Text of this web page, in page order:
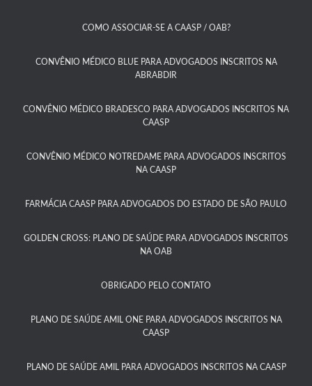
COMO ASSOCIAR-SE A CAASP / OAB?​
CONVÊNIO MÉDICO BLUE PARA ADVOGADOS INSCRITOS NA
ABRABDIR
CONVÊNIO MÉDICO BRADESCO PARA ADVOGADOS INSCRITOS NA
CAASP​
CONVÊNIO MÉDICO NOTREDAME PARA ADVOGADOS INSCRITOS
NA CAASP​
FARMÁCIA CAASP PARA ADVOGADOS DO ESTADO DE SÃO PAULO​
GOLDEN CROSS: PLANO DE SAÚDE PARA ADVOGADOS INSCRITOS
NA OAB
OBRIGADO PELO CONTATO
PLANO DE SAÚDE AMIL ONE PARA ADVOGADOS INSCRITOS NA
CAASP​
PLANO DE SAÚDE AMIL PARA ADVOGADOS INSCRITOS NA CAASP